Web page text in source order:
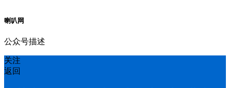
喇叭网
公众号描述
关注
返回